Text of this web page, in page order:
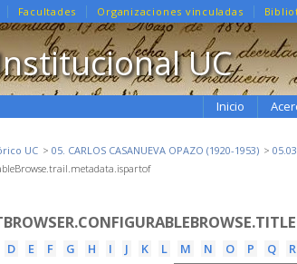
Facultades Organizaciones vinculadas
UC
Inicio
UC 05. CARLOS CASANUEVA OPAZO (1920-1953)
D E F G H I J K L M N O P Q R